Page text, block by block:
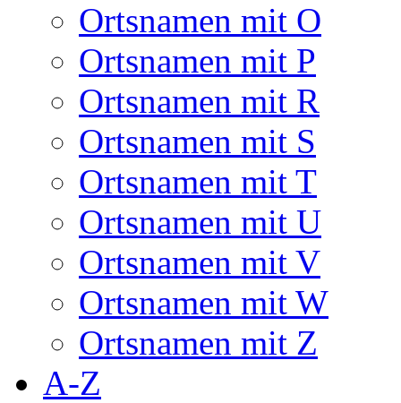
Ortsnamen mit O
Ortsnamen mit P
Ortsnamen mit R
Ortsnamen mit S
Ortsnamen mit T
Ortsnamen mit U
Ortsnamen mit V
Ortsnamen mit W
Ortsnamen mit Z
A-Z